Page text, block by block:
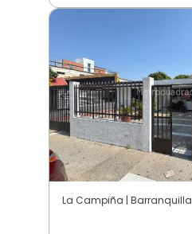
La Campiña | Barranquilla